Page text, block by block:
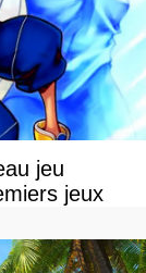
jeu
jeux